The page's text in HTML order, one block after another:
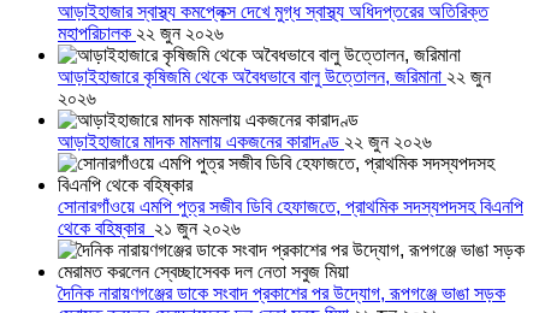
আড়াইহাজার স্বাস্থ্য কমপ্লেক্স দেখে মুগ্ধ স্বাস্থ্য অধিদপ্তরের অতিরিক্ত
মহাপরিচালক ২২ জুন ২০২৬
আড়াইহাজারে কৃষিজমি থেকে অবৈধভাবে বালু উত্তোলন, জরিমানা ২২ জুন
২০২৬
আড়াইহাজারে মাদক মামলায় একজনের কারাদণ্ড ২২ জুন ২০২৬
সোনারগাঁওয়ে এমপি পুত্র সজীব ডিবি হেফাজতে, প্রাথমিক সদস্যপদসহ বিএনপি
থেকে বহিষ্কার ২১ জুন ২০২৬
দৈনিক নারায়ণগঞ্জের ডাকে সংবাদ প্রকাশের পর উদ্যোগ, রূপগঞ্জে ভাঙা সড়ক